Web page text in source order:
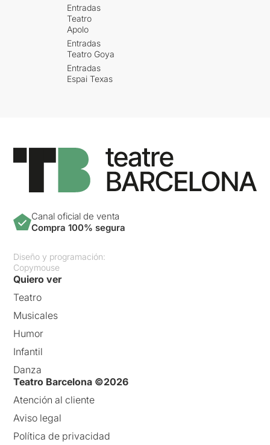
Entradas
Teatro
Apolo
Entradas
Teatro Goya
Entradas
Espai Texas
Canal oficial de venta
Compra 100% segura
Diseño y programación:
Copymouse
Quiero ver
Teatro
Musicales
Humor
Infantil
Danza
Teatro Barcelona ©2026
Atención al cliente
Aviso legal
Política de privacidad